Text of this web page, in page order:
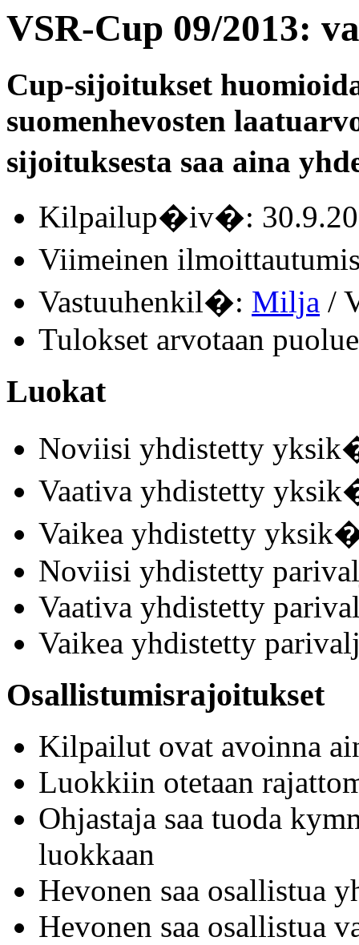
VSR-Cup 09/2013:
Cup-sijoitukset
suomenhevosten
sijoituksesta saa aina
Kilpailup�iv�:
Viimeinen
Vastuuhenkil�: Milja /
Tulokset arvotaan
Luokat
Noviisi yhdistetty
Vaativa yhdistetty
Vaikea yhdistetty
Noviisi yhdistetty
Vaativa yhdistetty
Vaikea yhdistetty
Osallistumisrajoitukset
Kilpailut ovat avoinna
Luokkiin otetaan
Ohjastaja saa tuoda
luokkaan
Hevonen saa osallistua
Hevonen saa osallistua